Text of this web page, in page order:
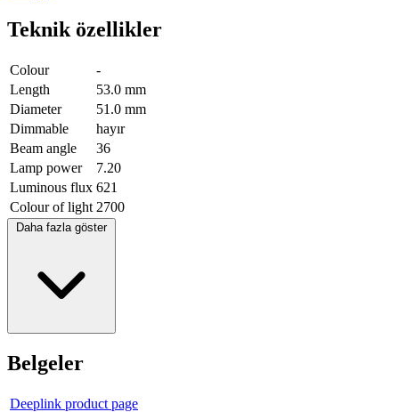
Teknik özellikler
Colour
-
Length
53.0 mm
Diameter
51.0 mm
Dimmable
hayır
Beam angle
36
Lamp power
7.20
Luminous flux 621
Colour of light 2700
Daha fazla göster
Belgeler
Deeplink product page